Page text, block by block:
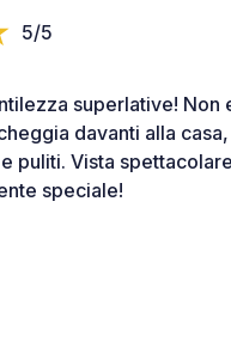
5/5
superlative! Non
davanti alla
puliti. Vista
speciale!